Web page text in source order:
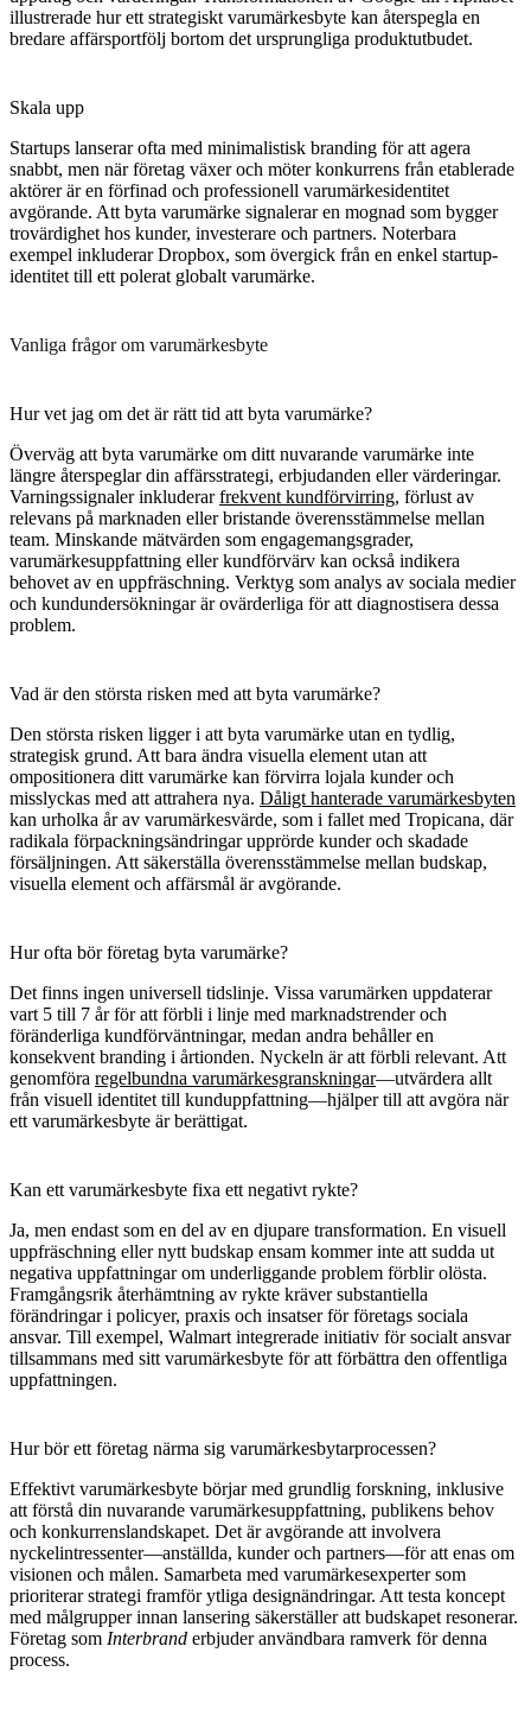
illustrerade hur ett strategiskt varumärkesbyte kan återspegla en
bredare affärsportfölj bortom det ursprungliga produktutbudet.
Skala upp
Startups lanserar ofta med minimalistisk branding för att agera
snabbt, men när företag växer och möter konkurrens från etablerade
aktörer är en förfinad och professionell varumärkesidentitet
avgörande. Att byta varumärke signalerar en mognad som bygger
trovärdighet hos kunder, investerare och partners. Noterbara
exempel inkluderarDropbox, som övergick från en enkel startup-
identitet till ett polerat globalt varumärke.
Vanliga frågor om varumärkesbyte
Hur vet jag om det är rätt tid att byta varumärke?
Överväg att byta varumärke om ditt nuvarande varumärke inte
längre återspeglar din affärsstrategi, erbjudanden eller värderingar.
Varningssignaler inkluderarfrekvent kundförvirring, förlust av
relevans på marknaden eller bristande överensstämmelse mellan
team. Minskande mätvärden som engagemangsgrader,
varumärkesuppfattning eller kundförvärv kan också indikera
behovet av en uppfräschning. Verktyg som analys av sociala medier
och kundundersökningar är ovärderliga för att diagnostisera dessa
problem.
Vad är den största risken med att byta varumärke?
Den största risken ligger i att byta varumärke utan en tydlig,
strategisk grund. Att bara ändra visuella element utan att
ompositionera ditt varumärke kan förvirra lojala kunder och
misslyckas med att attrahera nya. Dåligt hanterade varumärkesbyten
kan urholka år av varumärkesvärde, som i fallet med Tropicana, där
radikala förpackningsändringar upprörde kunder och skadade
försäljningen. Att säkerställa överensstämmelse mellan budskap,
visuella element och affärsmål är avgörande.
Hur ofta bör företag byta varumärke?
Det finns ingen universell tidslinje. Vissa varumärken uppdaterar
vart 5 till 7 år för att förbli i linje med marknadstrender och
föränderliga kundförväntningar, medan andra behåller en
konsekvent branding i årtionden. Nyckeln är att förbli relevant. Att
genomföra regelbundna varumärkesgranskningar—utvärdera allt
från visuell identitet till kunduppfattning—hjälper till att avgöra när
ett varumärkesbyte är berättigat.
Kan ett varumärkesbyte fixa ett negativt rykte?
Ja, men endast som en del av en djupare transformation. En visuell
uppfräschning eller nytt budskap ensam kommer inte att sudda ut
negativa uppfattningar om underliggande problem förblir olösta.
Framgångsrik återhämtning av rykte kräver substantiella
förändringar i policyer, praxis och insatser för företags sociala
ansvar. Till exempel, Walmart integrerade initiativ för socialt ansvar
tillsammans med sitt varumärkesbyte för att förbättra den offentliga
uppfattningen.
Hur bör ett företag närma sig varumärkesbytarprocessen?
Effektivt varumärkesbyte börjar med grundlig forskning, inklusive
att förstå din nuvarande varumärkesuppfattning, publikens behov
och konkurrenslandskapet. Det är avgörande att involvera
nyckelintressenter—anställda, kunder och partners—för att enas om
visionen och målen. Samarbeta med varumärkesexperter som
prioriterar strategi framför ytliga designändringar. Att testa koncept
med målgrupper innan lansering säkerställer att budskapet resonerar.
Företag som Interbrand erbjuder användbara ramverk för denna
process.